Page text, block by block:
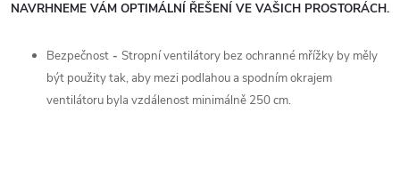
NAVRHNEME VÁM OPTIMÁLNÍ ŘEŠENÍ VE VAŠICH PROSTORÁCH.
Bezpečnost - Stropní ventilátory bez ochranné mřížky by měly
být použity tak, aby mezi podlahou a spodním okrajem
ventilátoru byla vzdálenost minimálně 250 cm.